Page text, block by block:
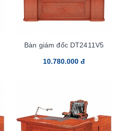
Bàn giám đốc DT2411V5
10.780.000 đ